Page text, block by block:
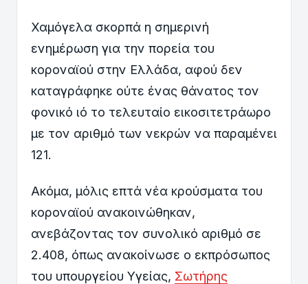
Χαμόγελα σκορπά η σημερινή
ενημέρωση για την πορεία του
κοροναϊού στην Ελλάδα, αφού δεν
καταγράφηκε ούτε ένας θάνατος τον
φονικό ιό το τελευταίο εικοσιτετράωρο
με τον αριθμό των νεκρών να παραμένει
121.
Ακόμα, μόλις επτά νέα κρούσματα του
κοροναϊού ανακοινώθηκαν,
ανεβάζοντας τον συνολικό αριθμό σε
2.408, όπως ανακοίνωσε ο εκπρόσωπος
του υπουργείου Υγείας, Σωτήρης